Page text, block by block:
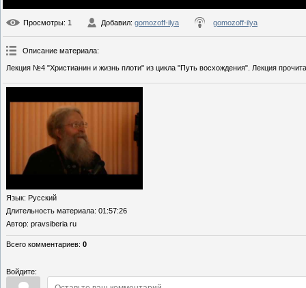
Просмотры: 1 Добавил: gomozoff-ilya gomozoff-ilya
Описание материала:
Лекция №4 "Христианин и жизнь плоти" из цикла "Путь восхождения". Лекция
Язык: Русский
Длительность материала: 01:57:26
Автор: pravsiberia ru
Всего комментариев: 0
Войдите: